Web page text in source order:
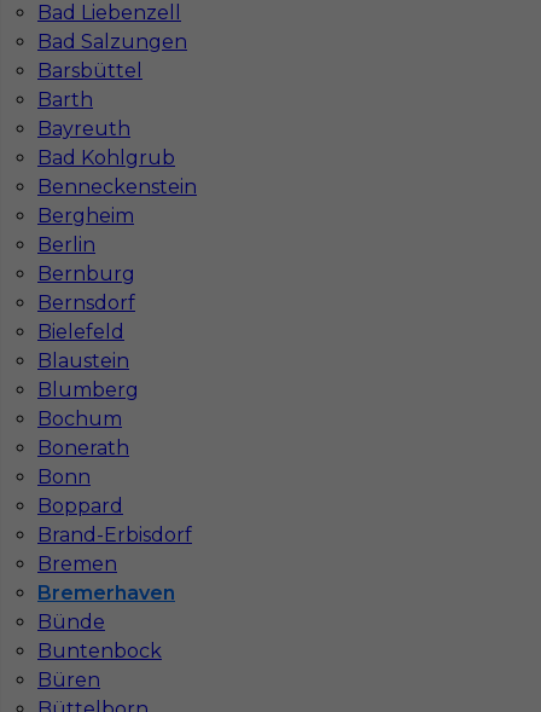
Bad Liebenzell
Bad Salzungen
Barsbüttel
Barth
Bayreuth
Bad Kohlgrub
Benneckenstein
Bergheim
Berlin
Bernburg
Bernsdorf
Bielefeld
Blaustein
Blumberg
Bochum
Bonerath
Bonn
Boppard
Brand-Erbisdorf
Bremen
Bremerhaven
Bünde
Buntenbock
Büren
Co to jest Gewerbe?
Czy praca w Niemczech na budowie jest
bezpieczna pod kątem BHP?
Jakie kursy warto zrobić, aby praca za
granicą była lepiej płatna?
Czy praca w Niemczech bez języka jest
możliwa?